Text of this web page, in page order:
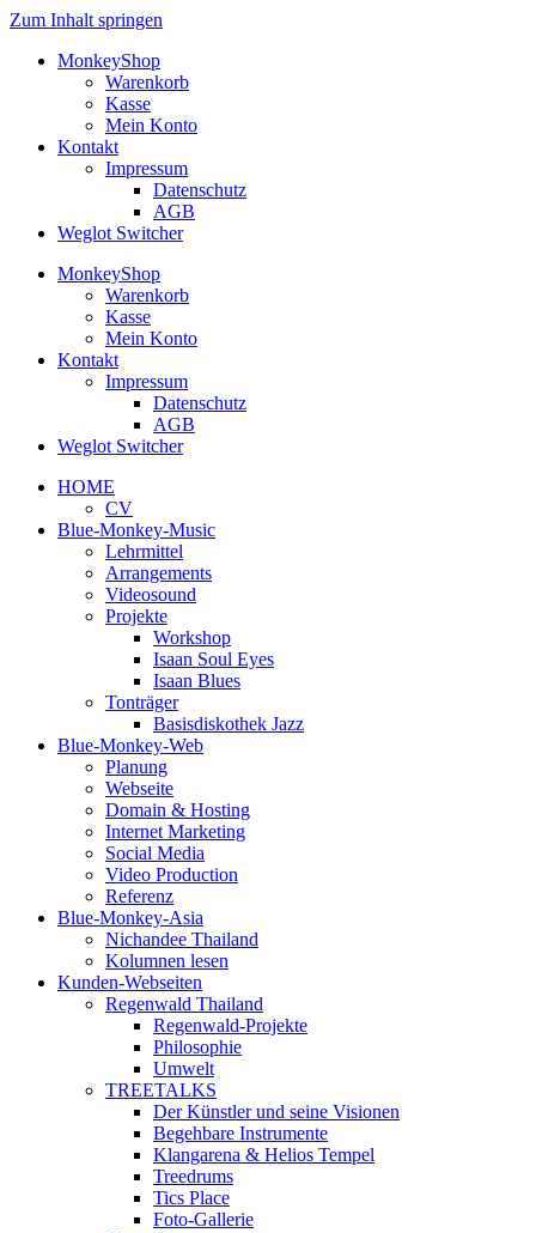
Zum Inhalt springen
MonkeyShop
Warenkorb
Kasse
Mein Konto
Kontakt
Impressum
Datenschutz
AGB
Weglot Switcher
MonkeyShop
Warenkorb
Kasse
Mein Konto
Kontakt
Impressum
Datenschutz
AGB
Weglot Switcher
HOME
CV
Blue-Monkey-Music
Lehrmittel
Arrangements
Videosound
Projekte
Workshop
Isaan Soul Eyes
Isaan Blues
Tonträger
Basisdiskothek Jazz
Blue-Monkey-Web
Planung
Webseite
Domain & Hosting
Internet Marketing
Social Media
Video Production
Referenz
Blue-Monkey-Asia
Nichandee Thailand
Kolumnen lesen
Kunden-Webseiten
Regenwald Thailand
Regenwald-Projekte
Philosophie
Umwelt
TREETALKS
Der Künstler und seine Visionen
Begehbare Instrumente
Klangarena & Helios Tempel
Treedrums
Tics Place
Foto-Gallerie